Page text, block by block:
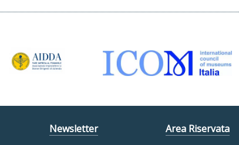
Newsletter Area Riservata